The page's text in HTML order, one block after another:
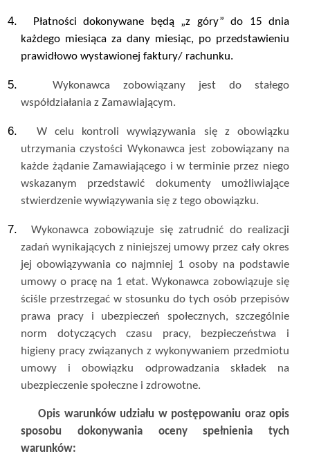
4.
Płatności dokonywane będą „z góry” do 15 dnia
każdego miesiąca za dany miesiąc, po przedstawieniu
prawidłowo wystawionej faktury/ rachunku.
5.
Wykonawca zobowiązany jest do stałego
współdziałania z Zamawiającym.
6.
W celu kontroli wywiązywania się z obowiązku
utrzymania czystości Wykonawca jest zobowiązany na
każde żądanie Zamawiającego i w terminie przez niego
wskazanym przedstawić dokumenty umożliwiające
stwierdzenie wywiązywania się z tego obowiązku.
7.
Wykonawca zobowiązuje się zatrudnić do realizacji
zadań wynikających z niniejszej umowy przez cały okres
jej obowiązywania co najmniej 1 osoby na podstawie
umowy o pracę na 1 etat. Wykonawca zobowiązuje się
ściśle przestrzegać w stosunku do tych osób przepisów
prawa pracy i ubezpieczeń społecznych, szczególnie
norm dotyczących czasu pracy, bezpieczeństwa i
higieny pracy związanych z wykonywaniem przedmiotu
umowy i obowiązku odprowadzania składek na
ubezpieczenie społeczne i zdrowotne.
Opis warunków udziału w postępowaniu oraz opis
sposobu dokonywania oceny spełnienia tych
warunków: